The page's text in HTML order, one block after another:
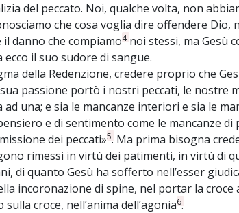
del peccato. Noi, qualche volta, non
che cosa voglia dire offendere Dio,
danno che compiamo4noi stessi, ma Gesù
ecco il suo sudore di sangue.
della Redenzione, credere proprio che
passione portò i nostri peccati, le nostre
una; e sia le mancanze interiori e sia le
e di sentimento come le mancanze di
dei peccati»5. Ma prima bisogna
rimessi in virtù dei patimenti, in virtù di
di quanto Gesù ha sofferto nell’esser
incoronazione di spine, nel portar la croce
sulla croce, nell’anima dell’agonia6.